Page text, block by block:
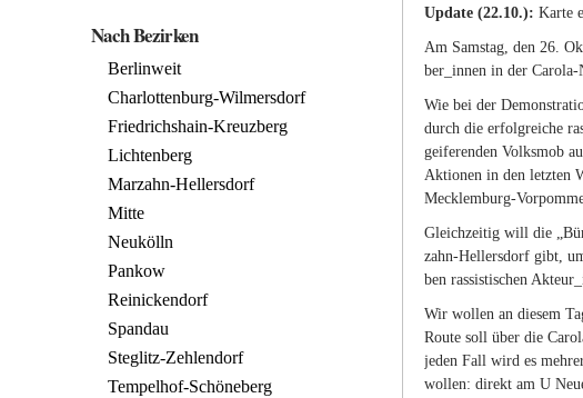
Nach Bezirken
Berlinweit
Charlottenburg-Wilmersdorf
Friedrichshain-Kreuzberg
Lichtenberg
Marzahn-Hellersdorf
Mitte
Neukölln
Pankow
Reinickendorf
Spandau
Steglitz-Zehlendorf
Tempelhof-Schöneberg
Update (22.10.): Karte
Am Sams­tag, den 26.
ber_in­nen in der
Wie bei der
durch die er­folg­rei­che
gei­fe­ren­den Volks­mob
Ak­tio­nen in den letz­ten
Meck­lem­burg-​
Gleich­zei­tig will die
zahn-​Hel­lers­dorf gibt,
ben ras­sis­ti­schen
Wir wol­len an die­sem
Route soll über die
jeden Fall wird es
wol­len: di­rekt am U